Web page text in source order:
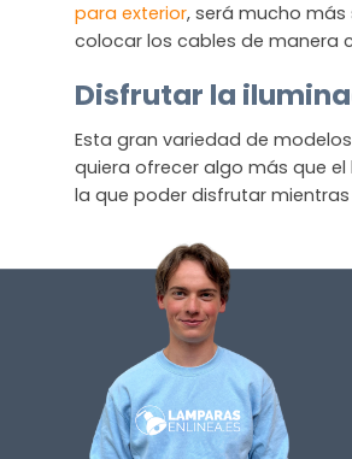
para exterior, será mucho más
colocar los cables de manera
Disfrutar la
Esta gran variedad de
quiera ofrecer algo más que
la que poder disfrutar